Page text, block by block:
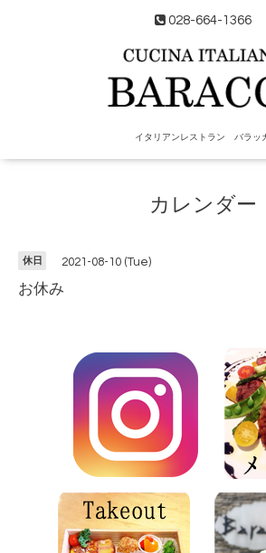
028-664-1366
イタリアンレストラン バラッ
カレンダー
休日 2021-08-10 (Tue)
お休み